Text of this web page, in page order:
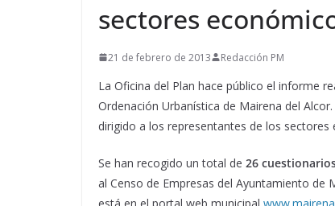
sectores
21 de febrero de 2013 Redacción PM
La Oficina del Plan hace público el informe
Ordenación Urbanística de Mairena del
dirigido a los representantes de los
Se han recogido un total de 26
al Censo de Empresas del Ayuntamiento de